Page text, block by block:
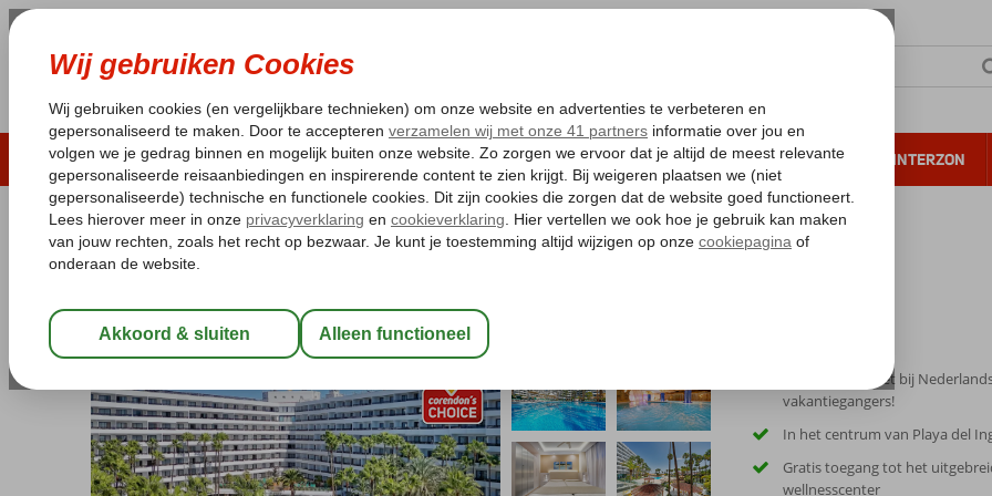
LAST MINUTE ZOMER 2026 ZONVAKANTIE VERRE REIZEN ALL INCLUSIVE WINTERZON
Pakketgarantie Laagsteprijsgarantie* Gratis annuleren*
Home
Spanje Canarische Eilanden
Bull Eugenia Victoria & Spa
Halfpension Hotel
Absolute favoriet bij
vakantiegangers!
In het centrum van Playa del
Gratis toegang tot het
wellnesscenter